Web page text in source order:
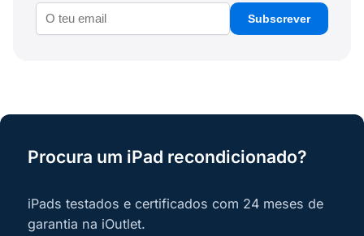
Subscrever
Procura um iPad recondicionado?
iPads testados e certificados com 24 meses de
garantia na iOutlet.